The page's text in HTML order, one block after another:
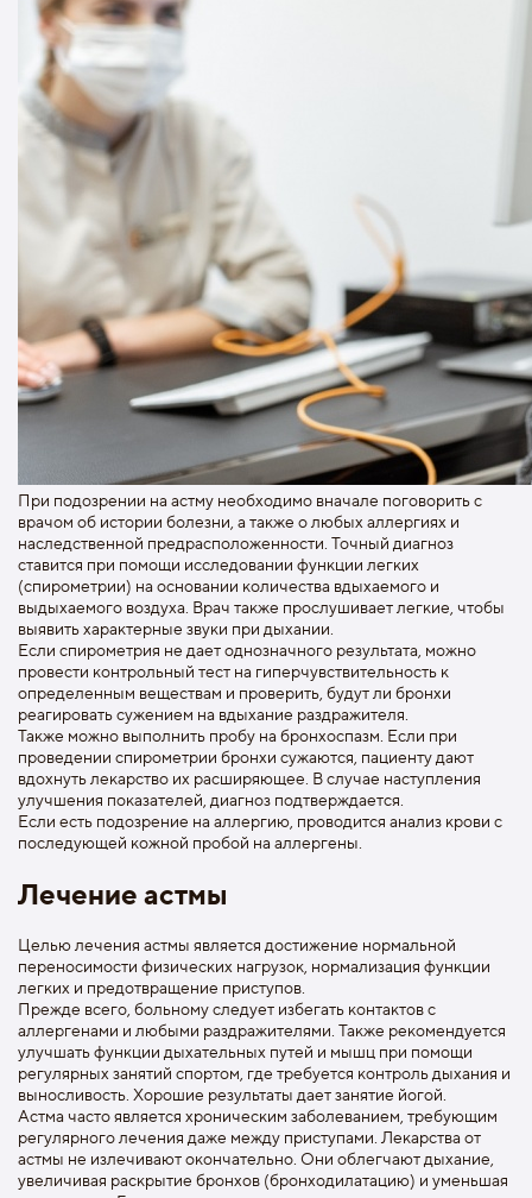
При подозрении на астму необходимо вначале поговорить с
врачом об истории болезни, а также о любых аллергиях и
наследственной предрасположенности. Точный диагноз
ставится при помощи исследовании функции легких
(спирометрии) на основании количества вдыхаемого и
выдыхаемого воздуха. Врач также прослушивает легкие, чтобы
выявить характерные звуки при дыхании.
Если спирометрия не дает однозначного результата, можно
провести контрольный тест на гиперчувствительность к
определенным веществам и проверить, будут ли бронхи
реагировать сужением на вдыхание раздражителя.
Также можно выполнить пробу на бронхоспазм. Если при
проведении спирометрии бронхи сужаются, пациенту дают
вдохнуть лекарство их расширяющее. В случае наступления
улучшения показателей, диагноз подтверждается.
Если есть подозрение на аллергию, проводится анализ крови с
последующей кожной пробой на аллергены.
Лечение астмы
Целью лечения астмы является достижение нормальной
переносимости физических нагрузок, нормализация функции
легких и предотвращение приступов.
Прежде всего, больному следует избегать контактов с
аллергенами и любыми раздражителями. Также рекомендуется
улучшать функции дыхательных путей и мышц при помощи
регулярных занятий спортом, где требуется контроль дыхания и
выносливость. Хорошие результаты дает занятие йогой.
Астма часто является хроническим заболеванием, требующим
регулярного лечения даже между приступами. Лекарства от
астмы не излечивают окончательно. Они облегчают дыхание,
увеличивая раскрытие бронхов (бронходилатацию) и уменьшая